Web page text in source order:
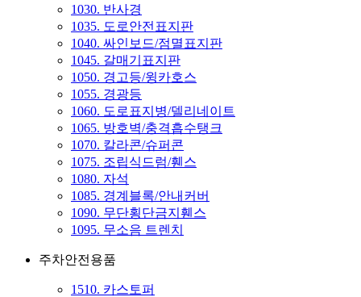
1030. 반사경
1035. 도로안전표지판
1040. 싸인보드/점멸표지판
1045. 갈매기표지판
1050. 경고등/윙카호스
1055. 경광등
1060. 도로표지병/델리네이트
1065. 방호벽/충격흡수탱크
1070. 칼라콘/슈퍼콘
1075. 조립식드럼/휀스
1080. 자석
1085. 경계블록/안내커버
1090. 무단횡단금지휀스
1095. 무소음 트렌치
주차안전용품
1510. 카스토퍼